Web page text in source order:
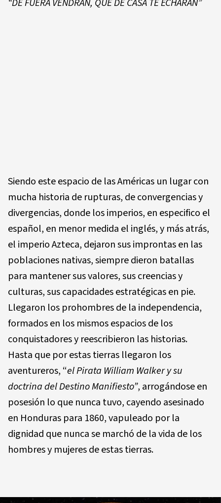
“DE FUERA VENDRÁN, QUE DE CASA TE ECHARÁN”
Siendo este espacio de las Américas un lugar con
mucha historia de rupturas, de convergencias y
divergencias, donde los imperios, en especifico el
español, en menor medida el inglés, y más atrás,
el imperio Azteca, dejaron sus improntas en las
poblaciones nativas, siempre dieron batallas
para mantener sus valores, sus creencias y
culturas, sus capacidades estratégicas en pie.
Llegaron los prohombres de la independencia,
formados en los mismos espacios de los
conquistadores y reescribieron las historias.
Hasta que por estas tierras llegaron los
aventureros, “el Pirata William Walker y su
doctrina del Destino Manifiesto”, arrogándose en
posesión lo que nunca tuvo, cayendo asesinado
en Honduras para 1860, vapuleado por la
dignidad que nunca se marchó de la vida de los
hombres y mujeres de estas tierras.